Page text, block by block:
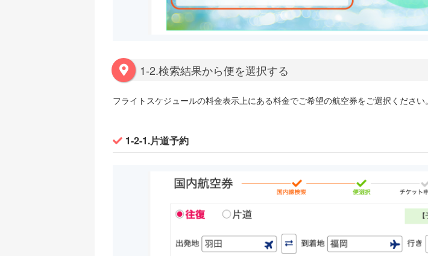
1-2.検索結果から便を選択する
フライトスケジュールの料金表示上にある料金でご希望の航空券をご選択ください。
1-2-1.片道予約